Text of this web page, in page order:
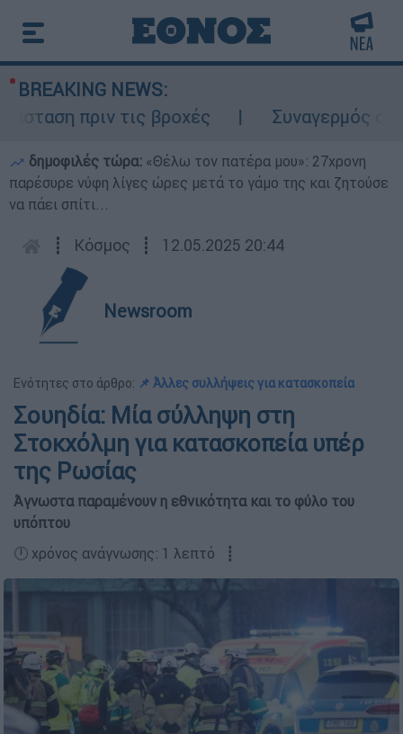
BREAKING NEWS:
πριν τις βροχές
Συναγερμός στον
δημοφιλές τώρα: «Θέλω τον πατέρα μου»: 27χρονη
παρέσυρε νύφη λίγες ώρες μετά το γάμο της και ζητούσε
να πάει σπίτι...
┋ Κόσμος ┋ 12.05.2025 20:44
Newsroom
Ενότητες στο άρθρο: 📌 Άλλες συλλήψεις για κατασκοπεία
Σουηδία: Μία σύλληψη στη
Στοκχόλμη για κατασκοπεία υπέρ
της Ρωσίας
Άγνωστα παραμένουν η εθνικότητα και το φύλο του
υπόπτου
🕛 χρόνος ανάγνωσης: 1 λεπτό ┋